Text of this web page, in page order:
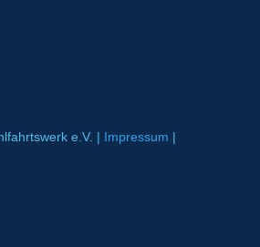
e.V. | Impressum |